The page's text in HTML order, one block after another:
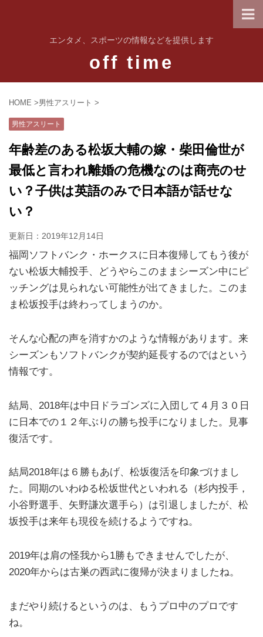
エンタメ、スポーツの情報などを提供します
off time
HOME >男性アスリート >
男性アスリート
年齢差のある松坂大輔の嫁・柴田倫世が
最低と言われ離婚の危機なのは商売のせ
い？子供は英語のみで日本語が話せな
い？
更新日： 2019年12月14日
福岡ソフトバンク・ホークスに日本復帰してもう後が
ない松坂大輔投手、どうやらこのままシーズン中にピ
ッチングは見られない可能性が出てきました。このま
ま松坂投手は終わってしまうのか。
そんな心配の声を消すかのような情報があります。来
シーズンもソフトバンクが契約延長するのではという
情報です。
結局、2018年は中日ドラゴンズに入団して４月３０日
に日本での１２年ぶりの勝ち投手になりました。見事
復活です。
結局2018年は６勝もあげ、松坂復活を印象づけまし
た。同期のいわゆる松坂世代といわれる（杉内投手，
小谷野選手、矢野謙次選手ら）は引退しましたが、松
坂投手は来年も現役を続けるようですね。
2019年は肩の怪我から1勝もできませんでしたが、
2020年からは古巣の西武に復帰が決まりましたね。
まだやり続けるというのは、もうプロ中のプロです
ね。